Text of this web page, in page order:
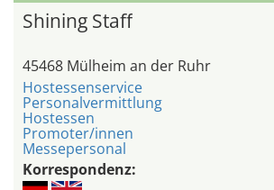
Shining Staff
45468 Mülheim an der Ruhr
Hostessenservice
Personalvermittlung
Hostessen
Promoter/innen
Messepersonal
Korrespondenz: